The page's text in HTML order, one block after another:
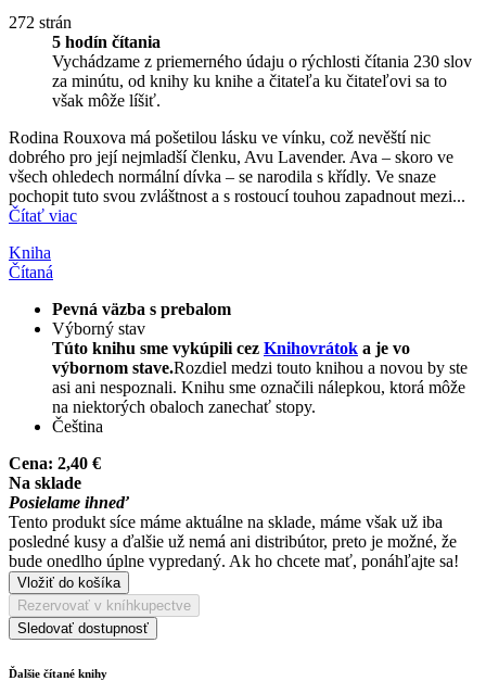
272 strán
5 hodín čítania
Vychádzame z priemerného údaju o rýchlosti čítania 230 slov
za minútu, od knihy ku knihe a čitateľa ku čitateľovi sa to
však môže líšiť.
Rodina Rouxova má pošetilou lásku ve vínku, což nevěští nic
dobrého pro její nejmladší členku, Avu Lavender. Ava – skoro ve
všech ohledech normální dívka – se narodila s křídly. Ve snaze
pochopit tuto svou zvláštnost a s rostoucí touhou zapadnout mezi...
Čítať viac
Kniha
Čítaná
Pevná väzba s prebalom
Výborný stav
Túto knihu sme vykúpili cez Knihovrátok a je vo
výbornom stave.Rozdiel medzi touto knihou a novou by ste
asi ani nespoznali. Knihu sme označili nálepkou, ktorá môže
na niektorých obaloch zanechať stopy.
Čeština
Cena: 2,40 €
Na sklade
Posielame ihneď
Tento produkt síce máme aktuálne na sklade, máme však už iba
posledné kusy a ďalšie už nemá ani distribútor, preto je možné, že
bude onedlho úplne vypredaný. Ak ho chcete mať, ponáhľajte sa!
Vložiť do košíka
Rezervovať v kníhkupectve
Sledovať dostupnosť
Ďalšie čítané knihy